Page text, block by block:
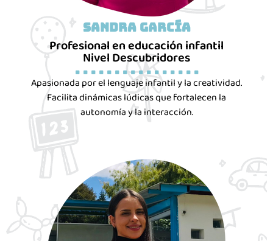
Sandra García
Profesional en educación infantil
Nivel Descubridores
. . . . . . . . . . . . . . . .
Apasionada por el lenguaje infantil y la creatividad.
Facilita dinámicas lúdicas que fortalecen la
autonomía y la interacción.